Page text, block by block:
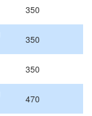
350
350
350
470